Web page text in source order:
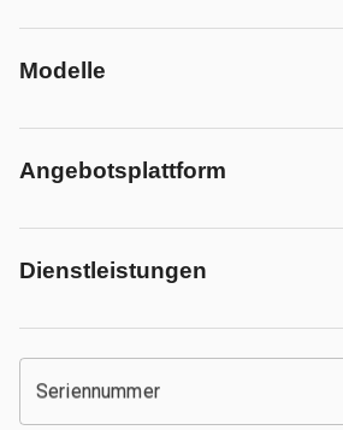
Modelle
Angebotsplattform
Dienstleistungen
Seriennummer